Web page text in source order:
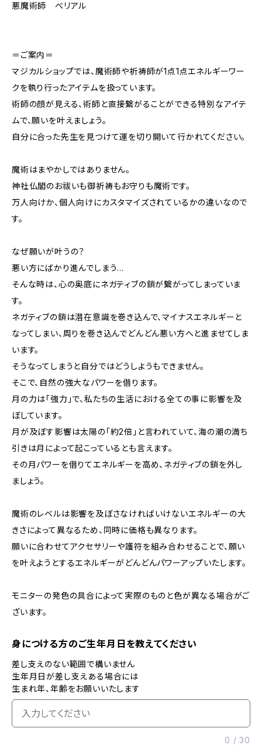
悪魔術師 べリアル
＝ご案内＝
マジカルショップでは、魔術師や祈祷師が1点1点エネルギーワー
クを執り行ったアイテムを扱っています。
術師の顔が見える、術師と直接繋がることができる特別なアイテ
ムで、願いを叶えましょう。
自分に合った先生を見つけて運を切り開いて行かれてください。
魔術はまやかしではありません。
神社仏閣のお祓いも御祈祷もお守りも魔術です。
万人向けか、個人向けにカスタマイズされているかの違いなので
す。
なぜ願いが叶うの？
悪い方にばかり進んでしまう…
そんな時は、心の奥底にネガティブの鎖が繋がってしまっていま
す。
ネガティブの鎖は潜在意識を巻き込んで、マイナスエネルギーと
なってしまい、周りを巻き込んでどんどん悪い方へと進ませてしま
います。
そうなってしまうと自分ではどうしようもできません。
そこで、自然の強大なパワーを借ります。
月の力は「強力」で、私たちの生活における全ての事に影響を及
ぼしています。
月が及ぼす影響は太陽の「約2倍」と言われていて、海の潮の満ち
引きは月によって起こっているとも言えます。
その月パワーを借りてエネルギーを高め、ネガティブの鎖を外し
ましょう。
魔術のレベルは影響を及ぼさなければいけないエネルギーの大
きさによって異なるため、同時に価格も異なります。
願いに合わせてアクセサリーや護符を組み合わせることで、願い
を叶えようとするエネルギーがどんどんパワーアップいたします。
モニターの発色の具合によって実際のものと色が異なる場合がご
ざいます。
身につける方のご生年月日を教えてください
差し支えのない範囲で構いません
生年月日が差し支えある場合には
生まれ年、年齢をお願いいたします
0 /30